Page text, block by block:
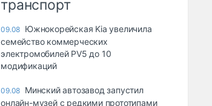
транспорт
09.08 Южнокорейская Kia увеличила
семейство коммерческих
электромобилей PV5 до 10
модификаций
09.08 Минский автозавод запустил
онлайн-музей с редкими прототипами